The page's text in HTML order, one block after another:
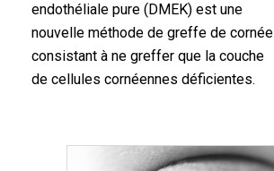
endothéliale pure (DMEK) est une
nouvelle méthode de greffe de cornée
consistant à ne greffer que la couche
de cellules cornéennes déficientes.